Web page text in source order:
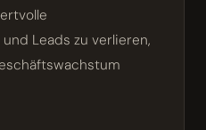
Leads zu verlieren,